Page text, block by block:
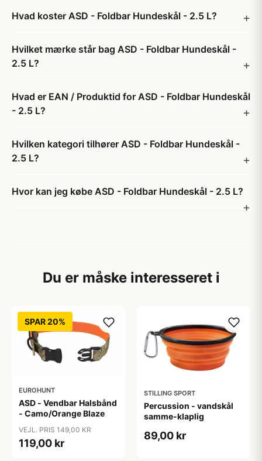
Hvad koster ASD - Foldbar Hundeskål - 2.5 L?
Hvilket mærke står bag ASD - Foldbar Hundeskål -
2.5 L?
Hvad er EAN / Produktid for ASD - Foldbar Hundeskål
- 2.5 L?
Hvilken kategori tilhører ASD - Foldbar Hundeskål -
2.5 L?
Hvor kan jeg købe ASD - Foldbar Hundeskål - 2.5 L?
Du er måske interesseret i
SPAR 20%
EUROHUNT
ASD - Vendbar Halsbånd
- Camo/Orange Blaze
VEJL. PRIS 149,00 KR
119,00 kr
STILLING SPORT
Percussion - vandskål
samme-klaplig
89,00 kr